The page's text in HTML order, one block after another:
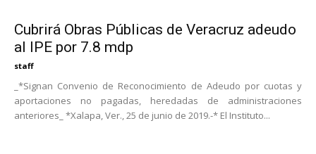
Cubrirá Obras Públicas de Veracruz adeudo
al IPE por 7.8 mdp
staff
_*Signan Convenio de Reconocimiento de Adeudo por cuotas y
aportaciones no pagadas, heredadas de administraciones
anteriores_ *Xalapa, Ver., 25 de junio de 2019.-* El Instituto...